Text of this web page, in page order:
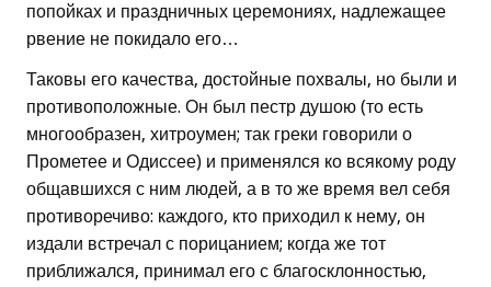
попойках и праздничных церемониях, надлежащее
рвение не покидало его…
Таковы его качества, достойные похвалы, но были и
противоположные. Он был пестр душою (то есть
многообразен, хитроумен; так греки говорили о
Прометее и Одиссее) и применялся ко всякому роду
общавшихся с ним людей, а в то же время вел себя
противоречиво: каждого, кто приходил к нему, он
издали встречал с порицанием; когда же тот
приближался, принимал его с благосклонностью,